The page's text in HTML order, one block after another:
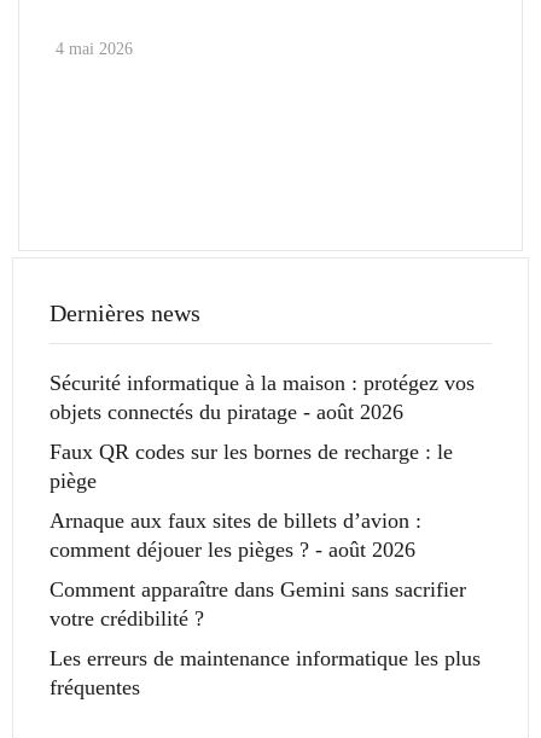
4 mai 2026
Dernières news
Sécurité informatique à la maison : protégez vos
objets connectés du piratage - août 2026
Faux QR codes sur les bornes de recharge : le
piège
Arnaque aux faux sites de billets d’avion :
comment déjouer les pièges ? - août 2026
Comment apparaître dans Gemini sans sacrifier
votre crédibilité ?
Les erreurs de maintenance informatique les plus
fréquentes